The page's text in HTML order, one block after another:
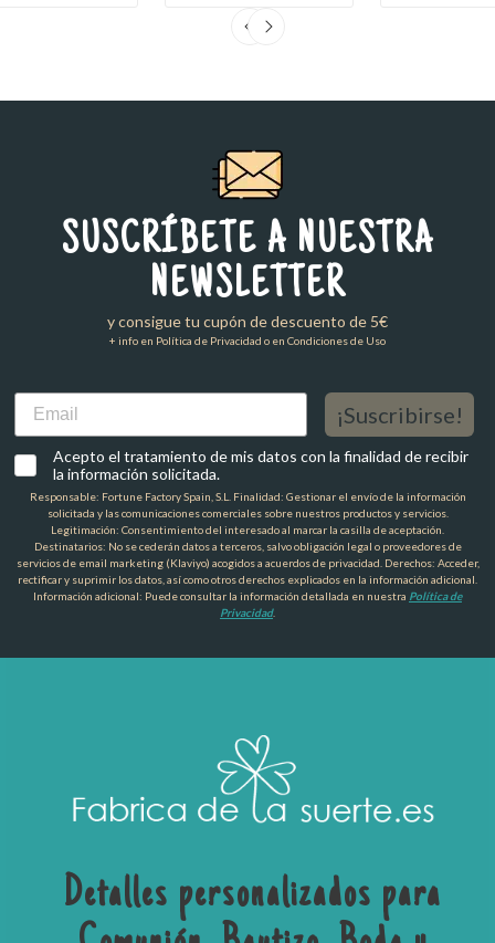
SUSCRÍBETE A NUESTRA
NEWSLETTER
y consigue tu cupón de descuento de 5€
+ info en Política de Privacidad o en Condiciones de Uso
Email
¡Suscribirse!
Acepto el tratamiento de mis datos con la finalidad de recibir
la información solicitada.
Responsable: Fortune Factory Spain, S.L. Finalidad: Gestionar el envío de la información
solicitada y las comunicaciones comerciales sobre nuestros productos y servicios.
Legitimación: Consentimiento del interesado al marcar la casilla de aceptación.
Destinatarios: No se cederán datos a terceros, salvo obligación legal o proveedores de
servicios de email marketing (Klaviyo) acogidos a acuerdos de privacidad. Derechos: Acceder,
rectificar y suprimir los datos, así como otros derechos explicados en la información adicional.
Información adicional: Puede consultar la información detallada en nuestra Política de
Privacidad.
Detalles personalizados para